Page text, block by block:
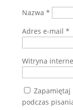
Nazwa *
Adres e-mail *
Witryna
Zapamiętaj
podczas